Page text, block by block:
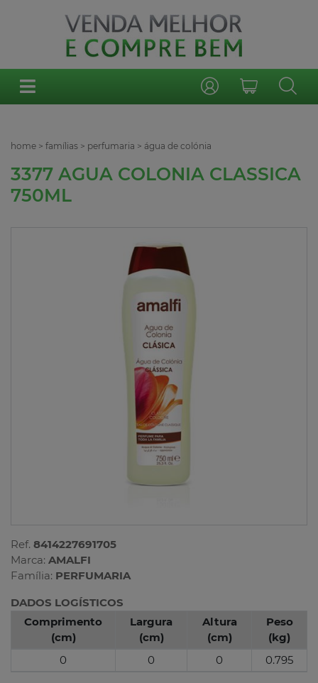
home > famílias > perfumaria > água de colónia
3377 AGUA COLONIA CLASSICA
750ML
Ref. 8414227691705
Marca: AMALFI
Família: PERFUMARIA
DADOS LOGÍSTICOS
Comprimento
(cm)
Largura
(cm)
Altura
(cm)
Peso
(kg)
0
0 0 0.795